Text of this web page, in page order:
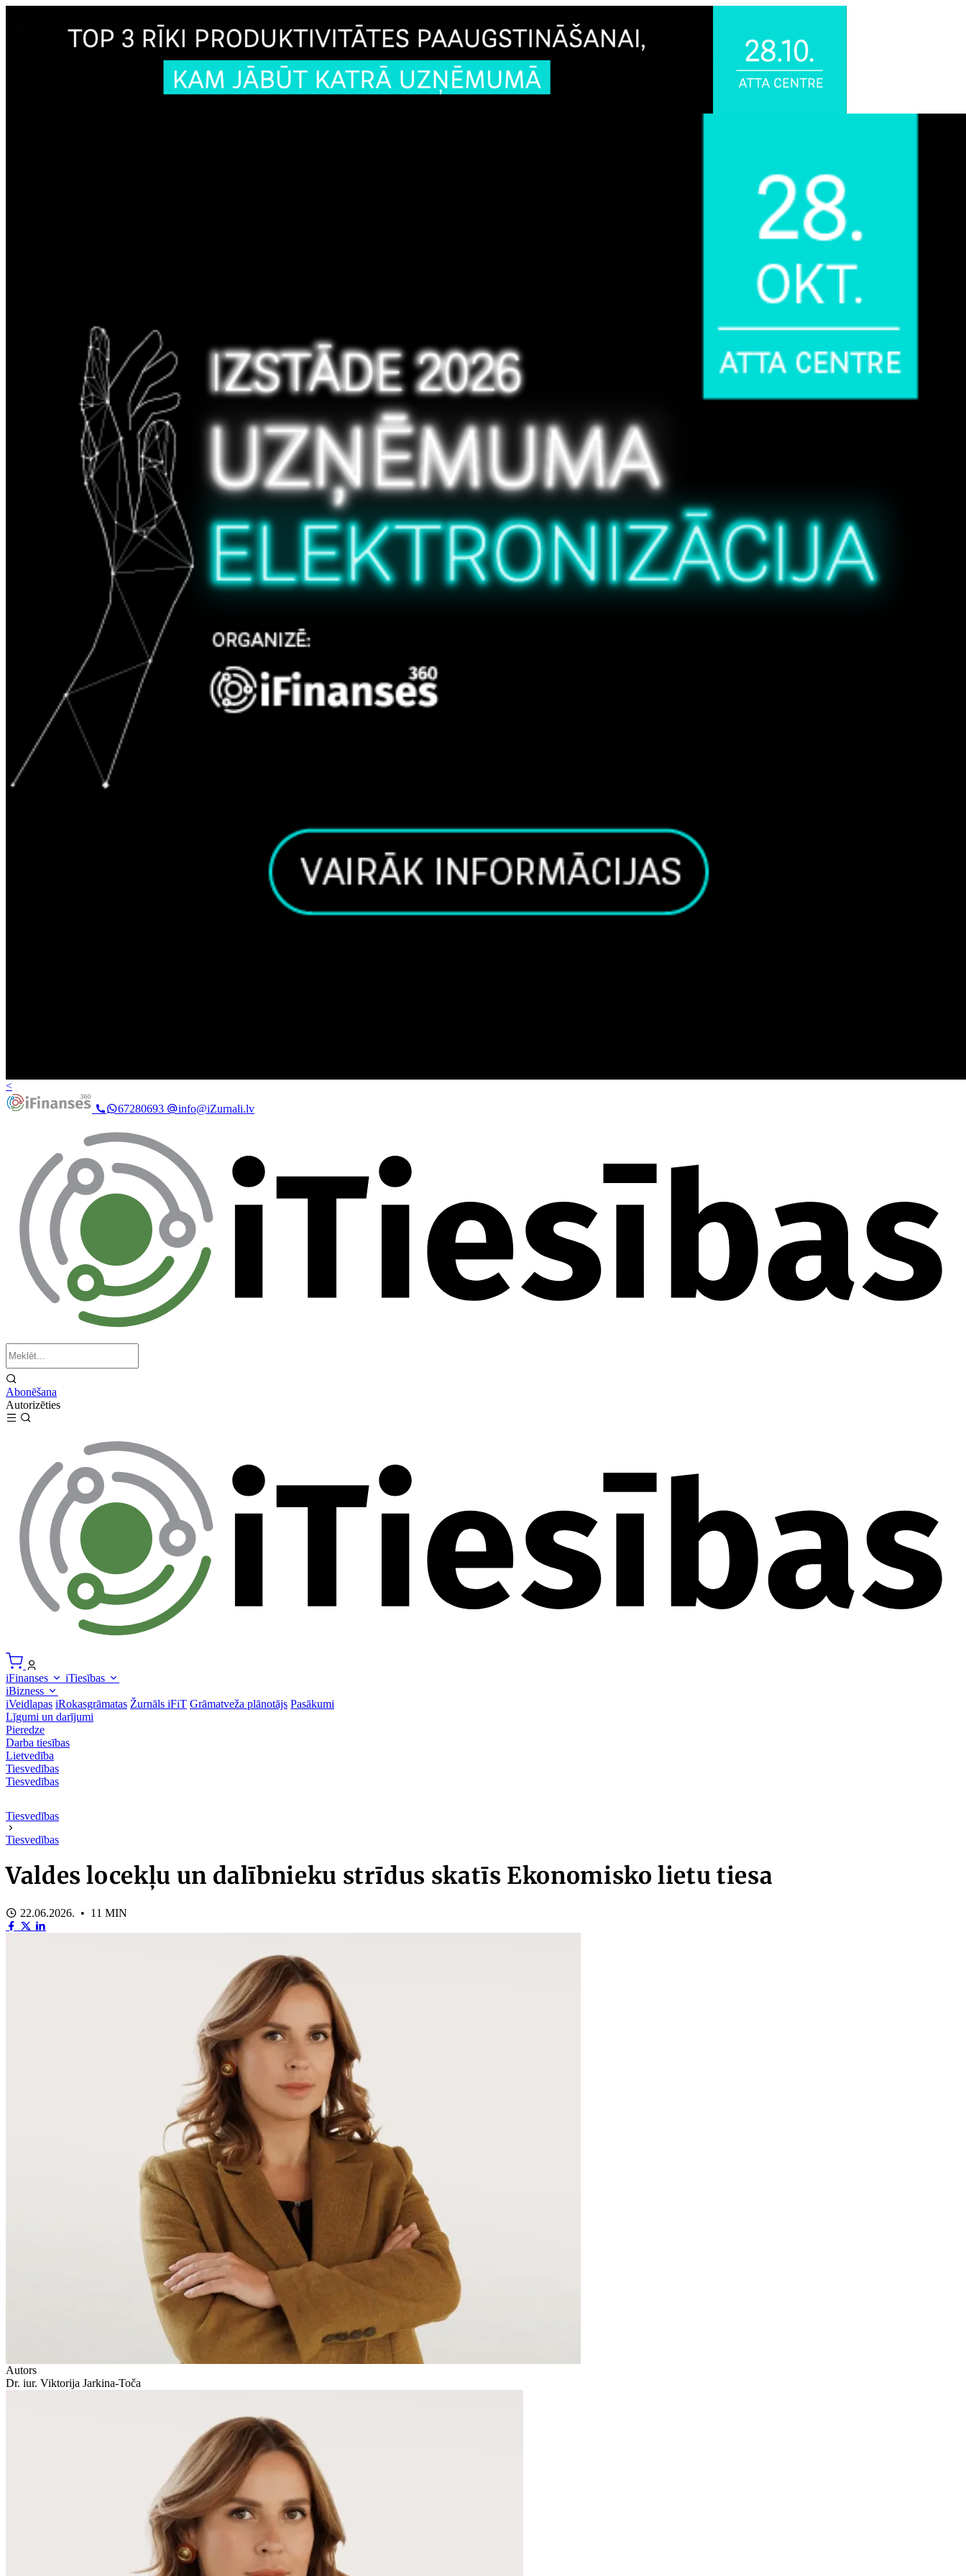
<
67280693
info@iZurnali.lv
Abonēšana
Autorizēties
iFinanses
iTiesības
iBizness
iVeidlapas iRokasgrāmatas Žurnāls iFiT Grāmatveža plānotājs Pasākumi
Līgumi un darījumi
Pieredze
Darba tiesības
Lietvedība
Tiesvedības
Tiesvedības
Tiesvedības
Tiesvedības
Valdes locekļu un dalībnieku strīdus skatīs Ekonomisko lietu tiesa
22.06.2026. • 11 MIN
Autors
Dr. iur. Viktorija Jarkina-Toča